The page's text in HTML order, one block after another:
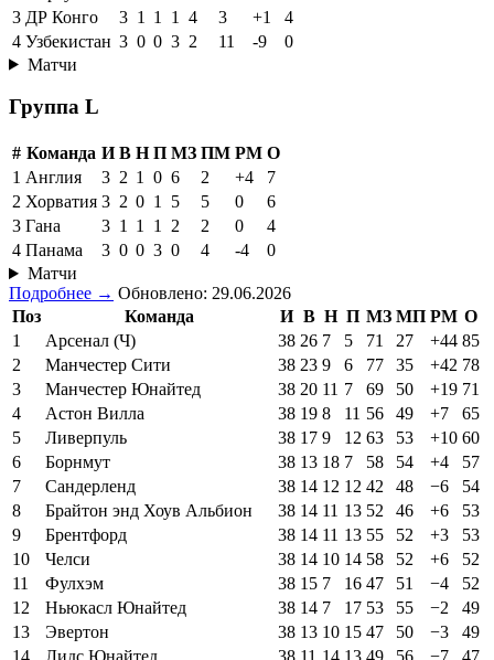
3 ДР Конго 3 1 1 1 4 3 +1
4
4 Узбекистан 3 0 0 3 2 11 -9
0
Матчи
Группа L
# Команда И В Н П МЗ ПМ РМ О
1 Англия 3 2 1 0 6 2 +4
7
2 Хорватия 3 2 0 1 5 5 0
6
3 Гана 3 1 1 1 2 2 0
4
4 Панама 3 0 0 3 0 4 -4
0
Матчи
Подробнее → Обновлено: 29.06.2026
Поз
Команда И В Н П МЗ МП РМ О
1
Арсенал (Ч) 38 26 7 5 71 27 +44 85
2
Манчестер Сити 38 23 9 6 77 35 +42 78
3
Манчестер Юнайтед 38 20 11 7 69 50 +19 71
4
Астон Вилла 38 19 8 11 56 49 +7
65
5
Ливерпуль 38 17 9 12 63 53 +10 60
6
Борнмут 38 13 18 7 58 54 +4
57
7
Сандерленд 38 14 12 12 42 48 −6
54
8
Брайтон энд Хоув Альбион 38 14 11 13 52 46 +6
53
9
Брентфорд 38 14 11 13 55 52 +3
53
10
Челси 38 14 10 14 58 52 +6
52
11
Фулхэм 38 15 7 16 47 51 −4
52
12
Ньюкасл Юнайтед 38 14 7 17 53 55 −2
49
13
Эвертон 38 13 10 15 47 50 −3
49